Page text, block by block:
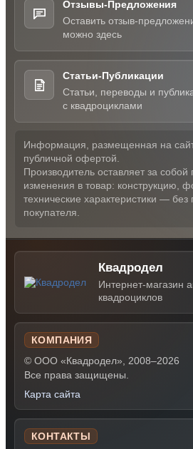
Отзывы-Предложения
Оставить отзыв-
можно здесь
Статьи-Публикации
Статьи, переводы и
с квадроциклами
Информация, размещенная на
публичной офертой.
Производитель оставляет за собой
изменения в товар: конструкцию,
технические характеристики —
покупателя.
Квадродел
Интернет-магазин
квадроциклов
КОМПАНИЯ
© ООО «Квадродел», 2008–2026
Все права защищены.
Карта сайта
КОНТАКТЫ